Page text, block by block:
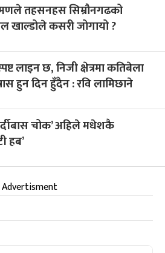
तहसनहस सिम्रौनगढको
खाल्डोले कसरी जोगायो ?
लाइन छ, निजी क्षेत्रमा कतिबेला
हुन दिन हुँदैन : रवि लामिछाने
चोक’ अहिले मधेशकै
हब’
Advertisment